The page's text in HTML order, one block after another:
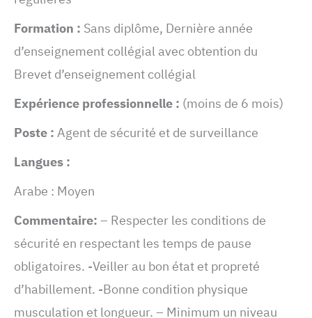
Formation : Sans diplôme, Dernière année
d’enseignement collégial avec obtention du
Brevet d’enseignement collégial
Expérience professionnelle : (moins de 6 mois)
Poste :Agent de sécurité et de surveillance
Langues :
Arabe : Moyen
Commentaire:– Respecter les conditions de
sécurité en respectant les temps de pause
obligatoires. -Veiller au bon état et propreté
d’habillement. -Bonne condition physique
musculation et longueur. – Minimum un niveau